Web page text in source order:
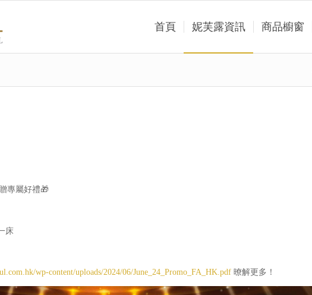
首頁 妮芙露資訊 商品櫥窗
專屬好禮🎁
床
wp-content/uploads/2024/06/June_24_Promo_FA_HK.pdf 暸解更多！